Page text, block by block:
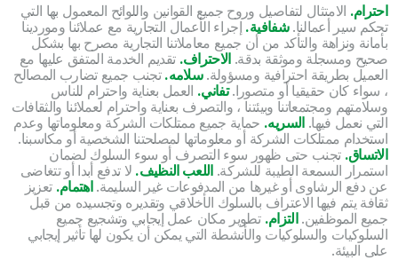
احترام. الامتثال لتفاصيل وروح جميع القوانين واللوائح المعمول بها التي
تحكم سير أعمالنا.شفافية. إجراء الأعمال التجارية مع عملائنا وموردينا
بأمانة ونزاهة والتأكد من أن جميع معاملاتنا التجارية مصرح بها بشكل
صحيح ومسجلة وموثقة بدقة.الاحتراف. تقديم الخدمة المتفق عليها مع
العميل بطريقة احترافية ومسؤولة.سلامه. تجنب جميع تضارب المصالح
، سواء كان حقيقيا أو متصورا.تفاني. العمل بعناية واحترام للناس
وسلامتهم ومجتمعاتنا وبيئتنا ، والتصرف بعناية واحترام لعملائنا والثقافات
التي نعمل فيها.السريه. حماية جميع ممتلكات الشركة ومعلوماتها وعدم
استخدام ممتلكات الشركة أو معلوماتها لمصلحتنا الشخصية أو مكاسبنا.
الاتساق. تجنب حتى ظهور سوء التصرف أو سوء السلوك لضمان
استمرار السمعة الطيبة للشركة.اللعب النظيف. لا تدفع أبدا أو تتغاضى
عن دفع الرشاوى أو غيرها من المدفوعات غير السليمة.اهتمام. تعزيز
ثقافة يتم فيها الاعتراف بالسلوك الأخلاقي وتقديره وتجسيده من قبل
جميع الموظفين.التزام. تطوير مكان عمل إيجابي وتشجيع جميع
السلوكيات والسلوكيات والأنشطة التي يمكن أن يكون لها تأثير إيجابي
على البيئة.